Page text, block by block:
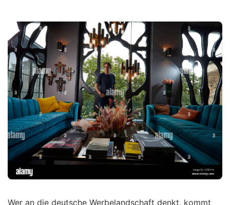
Wer an die deutsche Werbelandschaft denkt, kommt